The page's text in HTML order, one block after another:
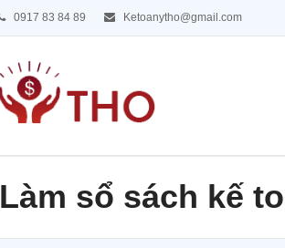
0917 83 84 89 Ketoanytho@gmail.com
Làm sổ sách kế